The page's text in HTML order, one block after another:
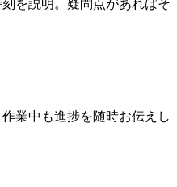
を説明。疑問点があればそ
業中も進捗を随時お伝えし